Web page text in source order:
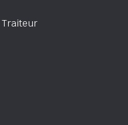
Traiteur